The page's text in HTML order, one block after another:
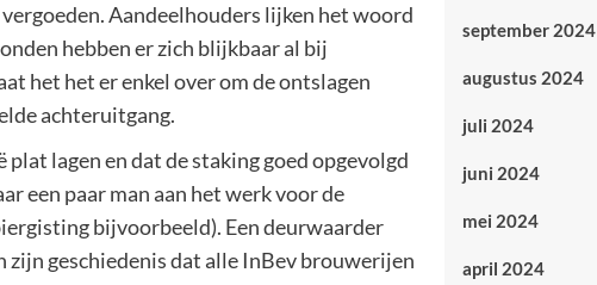
Aandeelhouders lijken het woord
hebben er zich blijkbaar al bij
het het er enkel over om de ontslagen
achteruitgang.
lagen en dat de staking goed opgevolgd
een paar man aan het werk voor de
bijvoorbeeld). Een deurwaarder
geschiedenis dat alle InBev brouwerijen
september 2024
augustus 2024
juli 2024
juni 2024
mei 2024
april 2024